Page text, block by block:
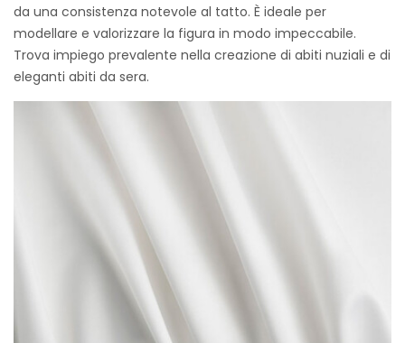
da una consistenza notevole al tatto. È ideale per
modellare e valorizzare la figura in modo impeccabile.
Trova impiego prevalente nella creazione di abiti nuziali e di
eleganti abiti da sera.